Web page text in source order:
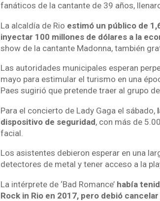
fanáticos de la cantante de 39 años,
La alcaldía de Rio estimó un público de
inyectar 100 millones de dólares a la
show de la cantante Madonna, también
Las autoridades municipales esperan
mayo para estimular el turismo en una
Paes sugirió que pretende traer al grupo
Para el concierto de Lady Gaga el sábado,
dispositivo de seguridad, con más de
facial.
Los asistentes debieron esperar en una
detectores de metal y tener acceso a la
La intérprete de ‘Bad Romance’ había
Rock in Rio en 2017, pero debió